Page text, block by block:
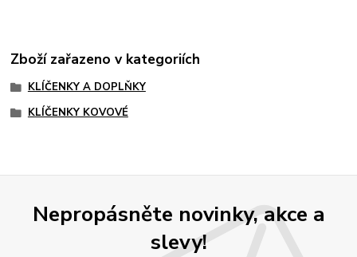
Zboží zařazeno v kategoriích
KLÍČENKY A DOPLŇKY
KLÍČENKY KOVOVÉ
Nepropásněte novinky, akce a
slevy!